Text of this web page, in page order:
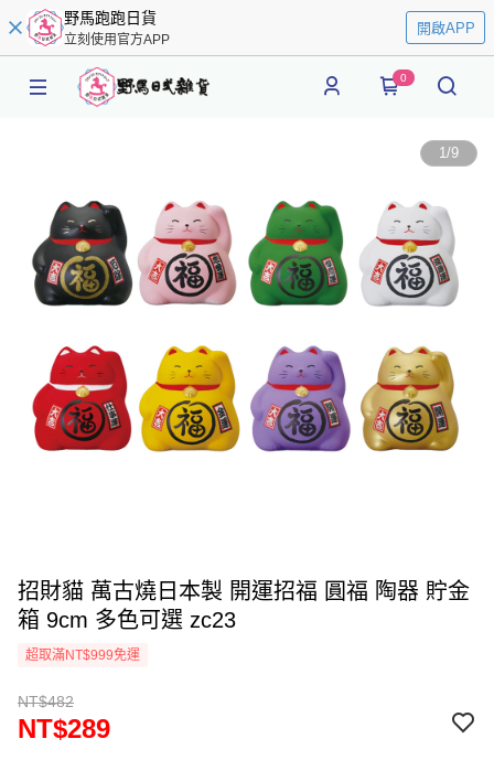
野馬跑跑日貨
立刻使用官方APP
開啟APP
0
1/9
招財貓 萬古燒日本製 開運招福 圓福 陶器 貯金
箱 9cm 多色可選 zc23
超取滿NT$999免運
NT$482
NT$289